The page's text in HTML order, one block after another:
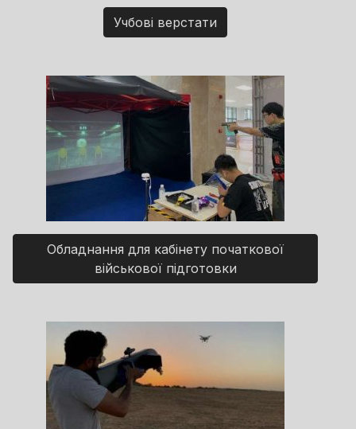
Учбові верстати
Обладнання для кабінету початкової
військової підготовки